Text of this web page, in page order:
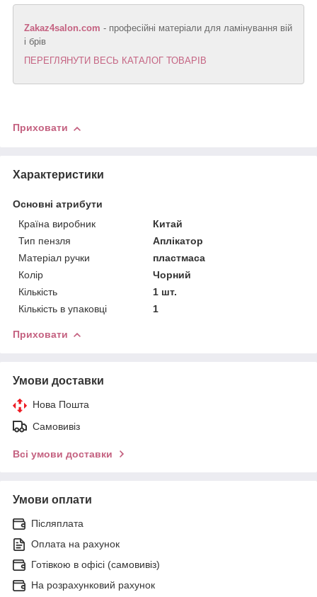
Zakaz4salon.com - професійні матеріали для ламінування вій
і брів
ПЕРЕГЛЯНУТИ ВЕСЬ КАТАЛОГ ТОВАРІВ
Приховати
Характеристики
Основні атрибути
Країна виробник
Китай
Тип пензля
Аплікатор
Матеріал ручки
пластмаса
Колір
Чорний
Кількість
1 шт.
Кількість в упаковці
1
Приховати
Умови доставки
Нова Пошта
Самовивіз
Всі умови доставки
Умови оплати
Післяплата
Оплата на рахунок
Готівкою в офісі (самовивіз)
На розрахунковий рахунок